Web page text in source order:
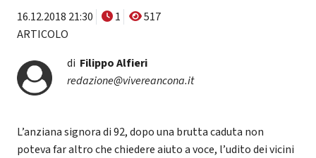
16.12.2018 21:30 1
517
ARTICOLO
di Filippo Alfieri
redazione@vivereancona.it
L’anziana signora di 92, dopo una brutta caduta non
poteva far altro che chiedere aiuto a voce, l’udito dei vicini